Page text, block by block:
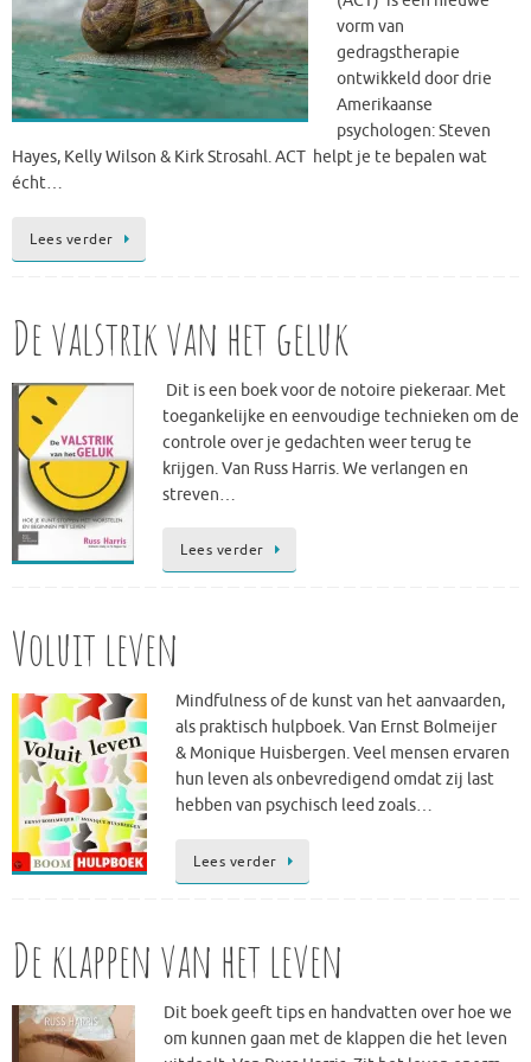
vorm van
gedragstherapie
ontwikkeld door drie
Amerikaanse
psychologen: Steven
Hayes, Kelly Wilson & Kirk Strosahl. ACT helpt je te bepalen wat
écht…
Lees verder
De valstrik van het geluk
Dit is een boek voor de notoire piekeraar. Met
toegankelijke en eenvoudige technieken om de
controle over je gedachten weer terug te
krijgen. Van Russ Harris. We verlangen en
streven…
Lees verder
Voluit leven
Mindfulness of de kunst van het aanvaarden,
als praktisch hulpboek. Van Ernst Bolmeijer
& Monique Huisbergen. Veel mensen ervaren
hun leven als onbevredigend omdat zij last
hebben van psychisch leed zoals…
Lees verder
De klappen van het leven
Dit boek geeft tips en handvatten over hoe we
om kunnen gaan met de klappen die het leven